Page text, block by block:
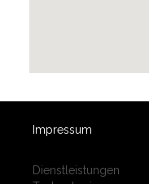
Impressum
Dienstleistungen